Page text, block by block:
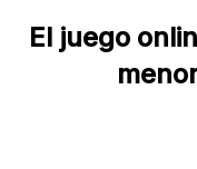
El juego